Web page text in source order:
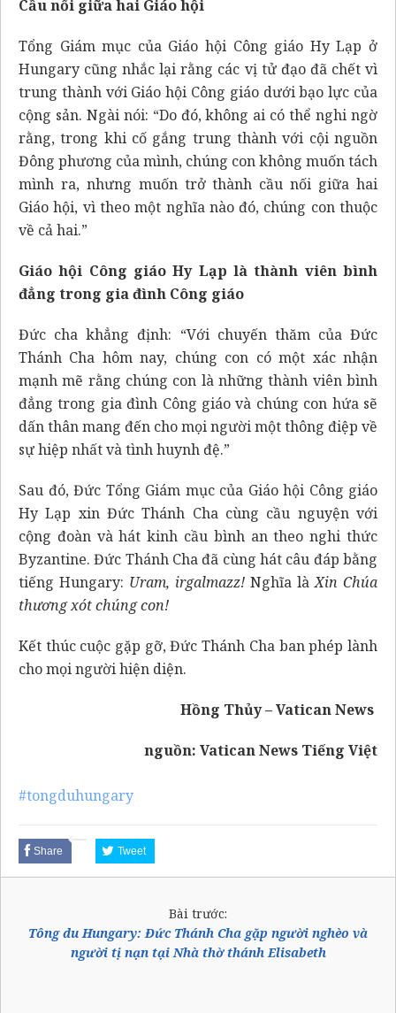
Cầu nối giữa hai Giáo hội
Tổng Giám mục của Giáo hội Công giáo Hy Lạp ở
Hungary cũng nhắc lại rằng các vị tử đạo đã chết vì
trung thành với Giáo hội Công giáo dưới bạo lực của
cộng sản. Ngài nói: “Do đó, không ai có thể nghi ngờ
rằng, trong khi cố gắng trung thành với cội nguồn
Đông phương của mình, chúng con không muốn tách
mình ra, nhưng muốn trở thành cầu nối giữa hai
Giáo hội, vì theo một nghĩa nào đó, chúng con thuộc
về cả hai.”
Giáo hội Công giáo Hy Lạp là thành viên bình
đẳng trong gia đình Công giáo
Đức cha khẳng định: “Với chuyến thăm của Đức
Thánh Cha hôm nay, chúng con có một xác nhận
mạnh mẽ rằng chúng con là những thành viên bình
đẳng trong gia đình Công giáo và chúng con hứa sẽ
dấn thân mang đến cho mọi người một thông điệp về
sự hiệp nhất và tình huynh đệ.”
Sau đó, Đức Tổng Giám mục của Giáo hội Công giáo
Hy Lạp xin Đức Thánh Cha cùng cầu nguyện với
cộng đoàn và hát kinh cầu bình an theo nghi thức
Byzantine. Đức Thánh Cha đã cùng hát câu đáp bằng
tiếng Hungary: Uram, irgalmazz! Nghĩa làXin Chúa
thương xót chúng con!
Kết thúc cuộc gặp gỡ, Đức Thánh Cha ban phép lành
cho mọi người hiện diện.
Hồng Thủy – Vatican News
nguồn: Vatican News Tiếng Việt
#tongduhungary
Share Tweet
Bài trước:
Tông du Hungary: Đức Thánh Cha gặp người nghèo và
người tị nạn tại Nhà thờ thánh Elisabeth